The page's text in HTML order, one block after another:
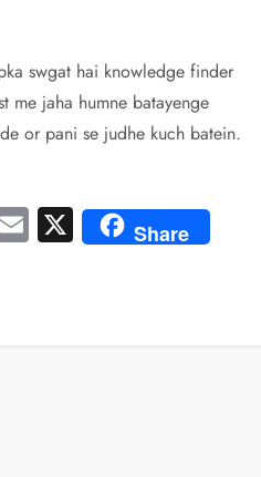
swgat hai knowledge finder
me jaha humne batayenge
or pani se judhe kuch batein.
Email
X Share